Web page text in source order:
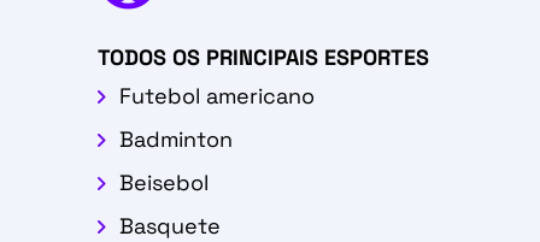
TODOS OS PRINCIPAIS ESPORTES
Futebol americano
Badminton
Beisebol
Basquete